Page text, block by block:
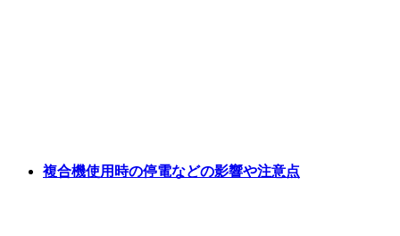
複合機使用時の停電などの影響や注意点